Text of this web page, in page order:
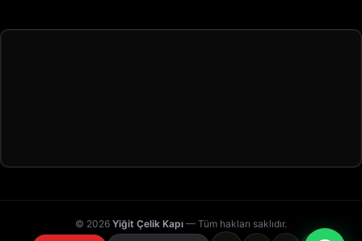
© 2026 Yiğit Çelik Kapı — Tüm hakları saklıdır.